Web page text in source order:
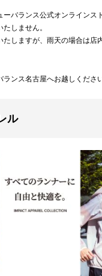
バランス公式オンラインス
しません。
しますが、雨天の場合は店
ンス名古屋へお越しください
ル